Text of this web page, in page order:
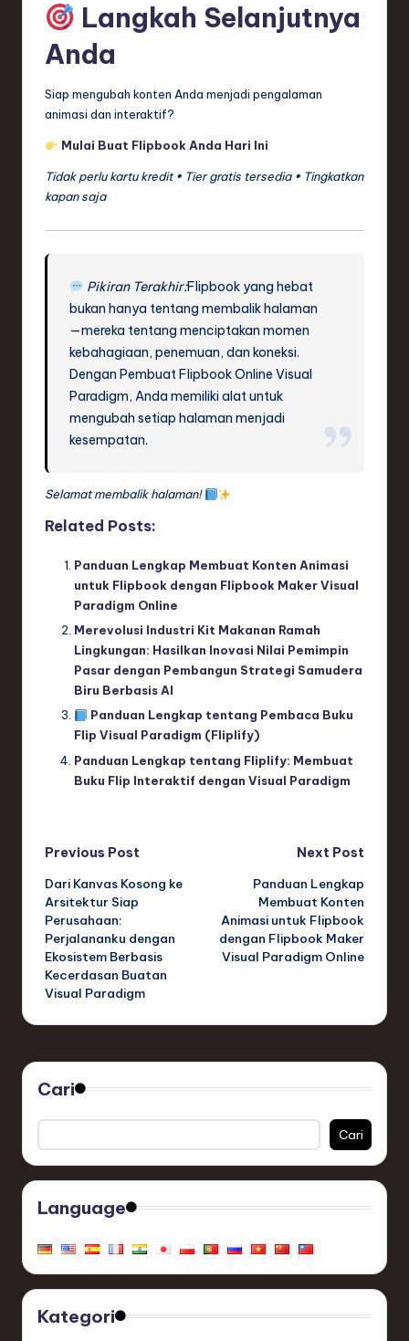
Langkah Selanjutnya
Anda
Siap mengubah konten Anda menjadi pengalaman
animasi dan interaktif?
Mulai Buat Flipbook Anda Hari Ini
Tidak perlu kartu kredit • Tier gratis tersedia • Tingkatkan
kapan saja
Pikiran Terakhir:Flipbook yang hebat
bukan hanya tentang membalik halaman
—mereka tentang menciptakan momen
kebahagiaan, penemuan, dan koneksi.
Dengan Pembuat Flipbook Online Visual
Paradigm, Anda memiliki alat untuk
mengubah setiap halaman menjadi
kesempatan.
Selamat membalik halaman!
Related Posts:
Panduan Lengkap Membuat Konten Animasi
untuk Flipbook dengan Flipbook Maker Visual
Paradigm Online
Merevolusi Industri Kit Makanan Ramah
Lingkungan: Hasilkan Inovasi Nilai Pemimpin
Pasar dengan Pembangun Strategi Samudera
Biru Berbasis AI
Panduan Lengkap tentang Pembaca Buku
Flip Visual Paradigm (Fliplify)
Panduan Lengkap tentang Fliplify: Membuat
Buku Flip Interaktif dengan Visual Paradigm
Post
navigation
Previous Post
Dari Kanvas Kosong ke
Arsitektur Siap
Perusahaan:
Perjalananku dengan
Ekosistem Berbasis
Kecerdasan Buatan
Visual Paradigm
Next Post
Panduan Lengkap
Membuat Konten
Animasi untuk Flipbook
dengan Flipbook Maker
Visual Paradigm Online
Cari
Cari
Language
Kategori